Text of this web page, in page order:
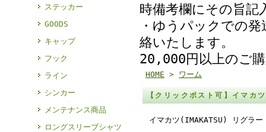
ステッカー
GOODS
キャップ
フック
ライン
シンカー
メンテナンス商品
ロングスリーブシャツ
時備考欄にその旨記
・ゆうパックでの
絡いたします。
20,000円以上のご
HOME > ワーム
【クリックポスト可】イ
イマカツ(IMAKATSU) リグ